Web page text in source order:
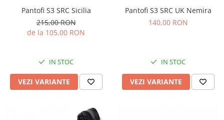
Pantofi S3 SRC Sicilia
215,00 RON
de la 105,00 RON
IN STOC
VEZI VARIANTE
Pantofi S3 SRC UK Nemira
140,00 RON
IN STOC
VEZI VARIANTE